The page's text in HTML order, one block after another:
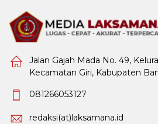
Jalan Gajah Mada No. 49,
Kecamatan Giri, Kabupaten
081266053127
redaksi(at)laksamana.id